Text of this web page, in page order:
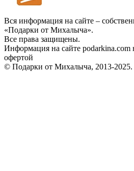
Вся информация на сайте –
«Подарки от Михалыча».
Все права защищены.
Информация на сайте podarkina.com
офертой
© Подарки от Михалыча, 2013-2025.